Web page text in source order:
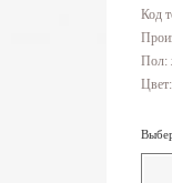
Код
Пол: